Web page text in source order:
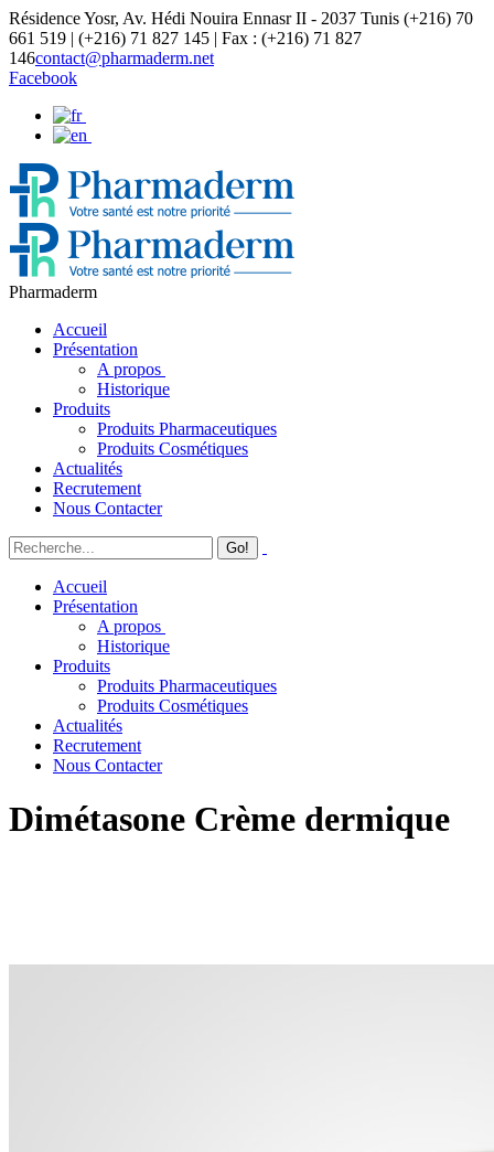
Résidence Yosr, Av. Hédi Nouira Ennasr II - 2037 Tunis (+216) 70
661 519 | (+216) 71 827 145 | Fax : (+216) 71 827
146contact@pharmaderm.net
Facebook
Pharmaderm
Accueil
Présentation
A propos
Historique
Produits
Produits Pharmaceutiques
Produits Cosmétiques
Actualités
Recrutement
Nous Contacter
Accueil
Présentation
A propos
Historique
Produits
Produits Pharmaceutiques
Produits Cosmétiques
Actualités
Recrutement
Nous Contacter
Dimétasone Crème dermique